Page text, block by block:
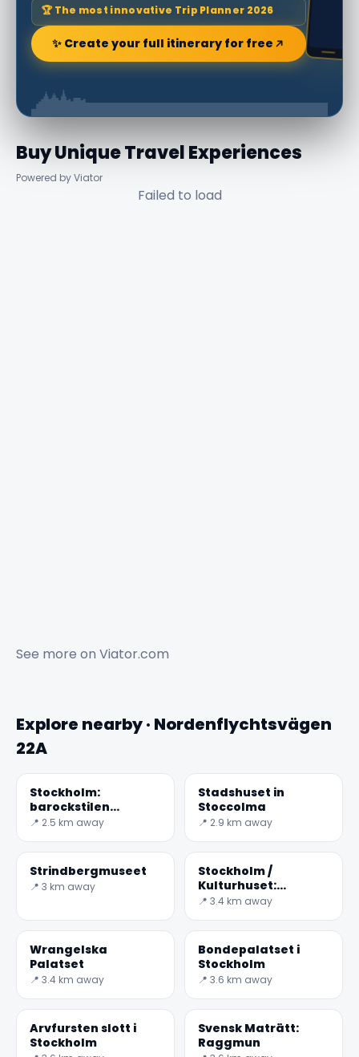
🏆 The most innovative Trip Planner 2026
✨ Create your full itinerary for free
Buy Unique Travel Experiences
Powered by Viator
Failed to load
See more on Viator.com
Explore nearby · Nordenflychtsvägen
22A
Stockholm:
barockstilen
Kungsholms kyrka
📍 2.5 km away
Stadshuset in
Stoccolma
📍 2.9 km away
Strindbergmuseet
📍 3 km away
Stockholm /
Kulturhuset:
kulturhuset
📍 3.4 km away
Wrangelska
Palatset
📍 3.4 km away
Bondepalatset i
Stockholm
📍 3.6 km away
Arvfursten slott i
Stockholm
Svensk Maträtt:
Raggmun